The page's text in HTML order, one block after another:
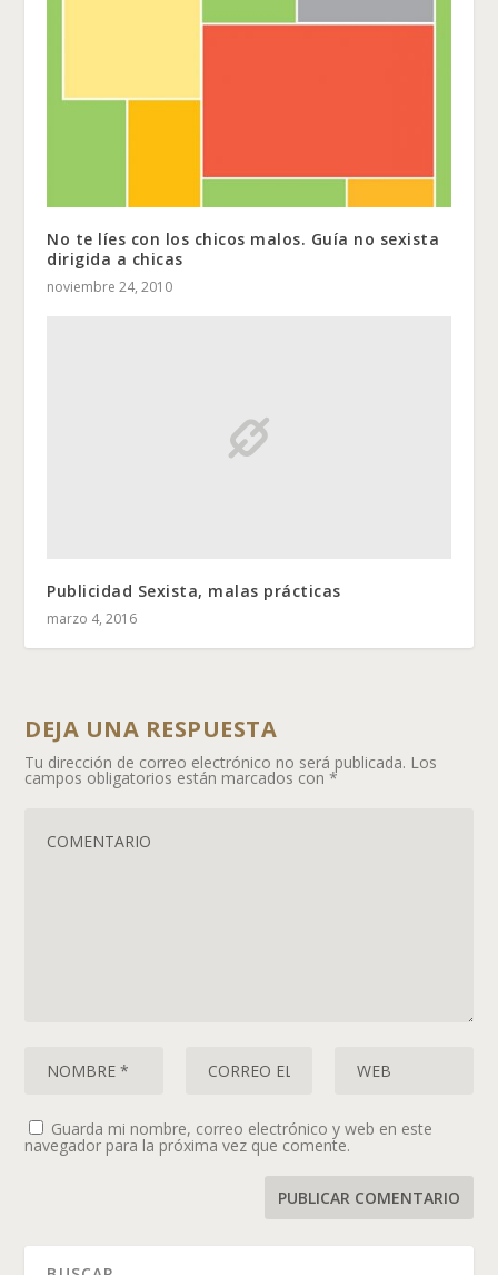
No te líes con los chicos malos. Guía no sexista
dirigida a chicas
noviembre 24, 2010
Publicidad Sexista, malas prácticas
marzo 4, 2016
DEJA UNA RESPUESTA
Tu dirección de correo electrónico no será publicada. Los
campos obligatorios están marcados con*
Guarda mi nombre, correo electrónico y web en este
navegador para la próxima vez que comente.